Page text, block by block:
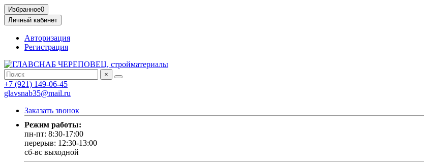
Избранное0
Личный кабинет
Авторизация
Регистрация
×
+7 (921) 149-06-45
glavsnab35@mail.ru
Заказать звонок
Режим работы:
пн-пт: 8:30-17:00
перерыв: 12:30-13:00
сб-вс выходной